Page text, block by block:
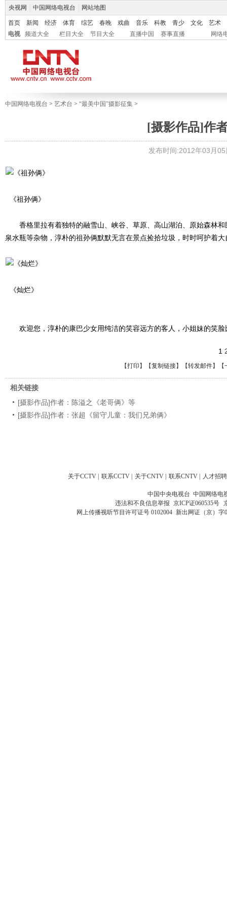
央视网 中国网络电视台 网站地图
首页 新闻 经济 体育 综艺 春晚 戏曲 音乐 科教 青少 文化
艺术
电视
频道大全 栏目大全 节目大全 直播中国 赛事直播 网络
中国网络电视台 > 艺术台 > “最美中国”摄影征集 >
[摄影作品]作
发布时间:2012年03月
《祖孙俩》
香格里拉有着独特的融雪山、峡谷、草原、高山湖泊、原始森林和
泉水瓶等杂物，淳朴的祖孙俩默默无言在景点捡拾垃圾，时时呵护着
《灿烂》
欢迎您，淳朴的康巴少女用纯洁的笑容远方的客人，小姐妹的笑脸
1
【打印 】【复制链接】【转发邮件】
相关链接
[摄影作品]作者：陈溢之《老哥俩》等
[摄影作品]作者：张超《留守儿童：我们兄弟俩》
关于CCTV 联系CCTV 关于CNTV 联系CNTV 人才招聘
中国中央电视台 中国网络电
违法和不良信息举报 京ICP证060535号
网上传播视听节目许可证号 0102004 新出网证（京）